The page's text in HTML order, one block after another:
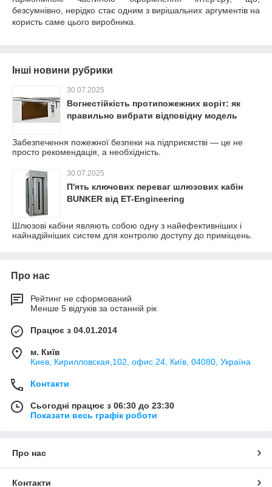
безсумнівно, нерідко стає одним з вирішальних аргументів на
користь саме цього виробника.
Інші новини рубрики
30.07.2025
Вогнестійкість протипожежних воріт: як
правильно вибрати відповідну модель
Забезпечення пожежної безпеки на підприємстві — це не
просто рекомендація, а необхідність.
30.07.2025
П'ять ключових переваг шлюзових кабін
BUNKER від ET-Engineering
Шлюзові кабіни являють собою одну з найефективніших і
найнадійніших систем для контролю доступу до приміщень.
Про нас
Рейтинг не сформований
Менше 5 відгуків за останній рік
Працює з 04.01.2014
м. Київ
Киев, Кирилловская,102, офис 24, Київ, 04080, Україна
Контакти
Сьогодні працює з 06:30 до 23:30
Показати весь графік роботи
Про нас
Контакти